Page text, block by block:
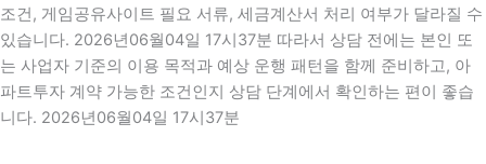
조건, 게임공유사이트 필요 서류, 세금계산서 처리 여부가 달라질 수
있습니다. 2026년06월04일 17시37분 따라서 상담 전에는 본인 또
는 사업자 기준의 이용 목적과 예상 운행 패턴을 함께 준비하고, 아
파트투자 계약 가능한 조건인지 상담 단계에서 확인하는 편이 좋습
니다. 2026년06월04일 17시37분